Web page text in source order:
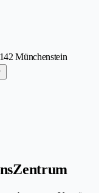
Münchenstein